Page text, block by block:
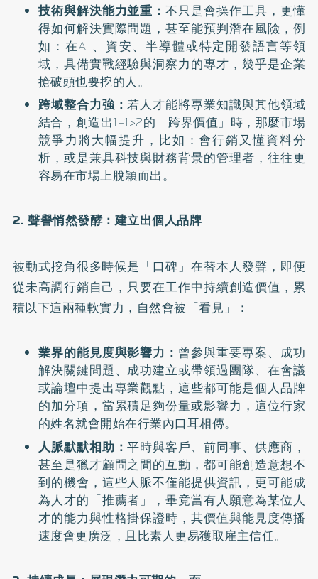
技術與解決能力並重：不只是會操作工具，更懂
得如何解決實際問題，甚至能預判潛在風險，例
如：在AI、資安、半導體或特定開發語言等領
域，具備實戰經驗與洞察力的專才，幾乎是企業
搶破頭也要挖的人。
跨域整合力強：若人才能將專業知識與其他領域
結合，創造出1+1>2的「跨界價值」時，那麼市場
競爭力將大幅提升，比如：會行銷又懂資料分
析，或是兼具科技與財務背景的管理者，往往更
容易在市場上脫穎而出。
2. 聲譽悄然發酵：建立出個人品牌
被動式挖角很多時候是「口碑」在替本人發聲，即便
從未高調行銷自己，只要在工作中持續創造價值，累
積以下這兩種軟實力，自然會被「看見」：
業界的能見度與影響力： 曾參與重要專案、成功
解決關鍵問題、成功建立或帶領過團隊、在會議
或論壇中提出專業觀點，這些都可能是個人品牌
的加分項，當累積足夠份量或影響力，這位行家
的姓名就會開始在行業內口耳相傳。
人脈默默相助：平時與客戶、前同事、供應商，
甚至是獵才顧問之間的互動，都可能創造意想不
到的機會，這些人脈不僅能提供資訊，更可能成
為人才的「推薦者」，畢竟當有人願意為某位人
才的能力與性格掛保證時，其價值與能見度傳播
速度會更廣泛，且比素人更易獲取雇主信任。